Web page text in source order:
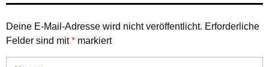
Deine E-Mail-Adresse wird nicht veröffentlicht. Erforderliche
Felder sind mit* markiert